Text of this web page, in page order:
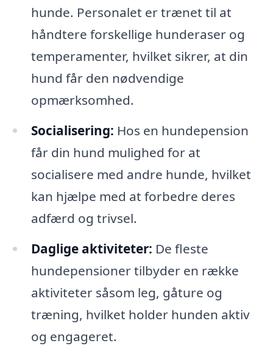
hunde. Personalet er trænet til at
håndtere forskellige hunderaser og
temperamenter, hvilket sikrer, at din
hund får den nødvendige
opmærksomhed.
Socialisering: Hos en hundepension
får din hund mulighed for at
socialisere med andre hunde, hvilket
kan hjælpe med at forbedre deres
adfærd og trivsel.
Daglige aktiviteter: De fleste
hundepensioner tilbyder en række
aktiviteter såsom leg, gåture og
træning, hvilket holder hunden aktiv
og engageret.